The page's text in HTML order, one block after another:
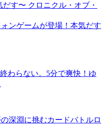
す〜 クロニクル・オブ・
ンゲームが登場！本気だす
わらない。5分で爽快！ゆ
深淵に挑むカードバトルロ